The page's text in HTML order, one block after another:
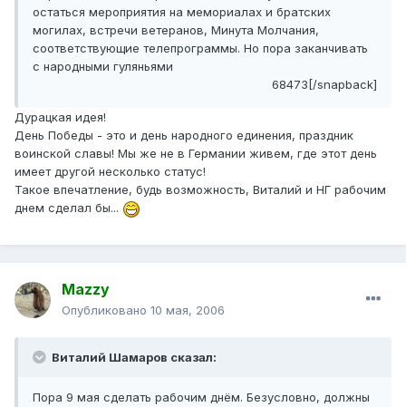
остаться мероприятия на мемориалах и братских
могилах, встречи ветеранов, Минута Молчания,
соответствующие телепрограммы. Но пора заканчивать
с народными гуляньями
68473[/snapback]
Дурацкая идея!
День Победы - это и день народного единения, праздник
воинской славы! Мы же не в Германии живем, где этот день
имеет другой несколько статус!
Такое впечатление, будь возможность, Виталий и НГ рабочим
днем сделал бы...
Mazzy
Опубликовано 10 мая, 2006
Виталий Шамаров сказал:
Пора 9 мая сделать рабочим днём. Безусловно, должны